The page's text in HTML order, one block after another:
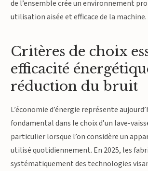
de l’ensemble crée un environnement
utilisation aisée et efficace de la machine.
Critères de choix
efficacité
réduction du bruit
L’économie d’énergie représente
fondamental dans le choix d’un lave-
particulier lorsque l’on considère un
utilisé quotidiennement. En 2025, les
systématiquement des technologies